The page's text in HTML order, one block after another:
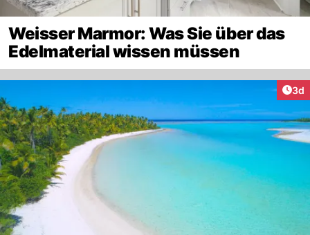
Weisser Marmor: Was Sie über das
Edelmaterial wissen müssen
3d